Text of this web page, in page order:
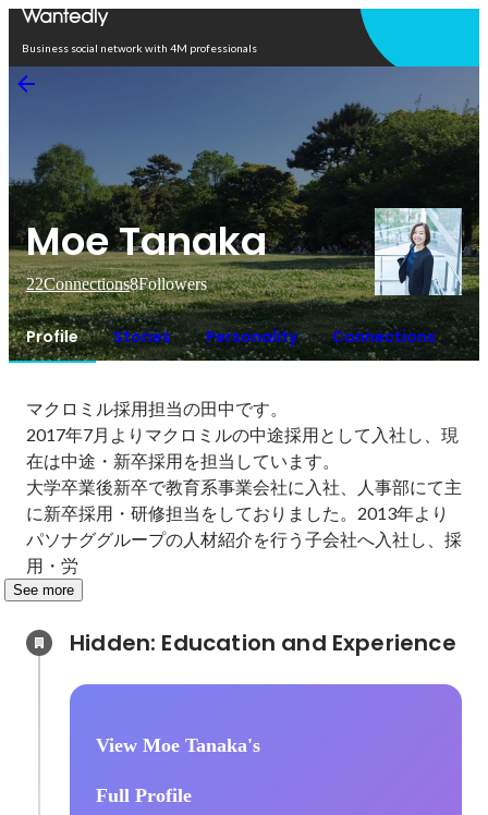
Business social network with 4M professionals
Moe Tanaka
22Connections8Followers
Profile Stories Personality Connections
マクロミル採用担当の田中です。
2017年7月よりマクロミルの中途採用として入社し、現
在は中途・新卒採用を担当しています。
大学卒業後新卒で教育系事業会社に入社、人事部にて主
に新卒採用・研修担当をしておりました。2013年より
パソナググループの人材紹介を行う子会社へ入社し、採
用・労
See more
View Moe Tanaka's
Full Profile